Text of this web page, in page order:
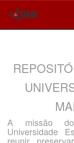
A missão do
Universidade